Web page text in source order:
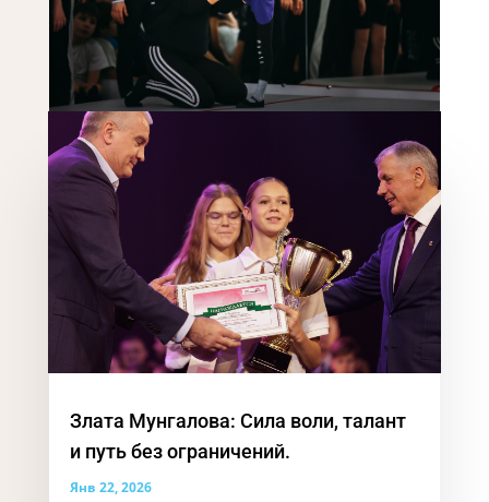
Злата Мунгалова: Сила воли, талант
и путь без ограничений.
Янв 22, 2026